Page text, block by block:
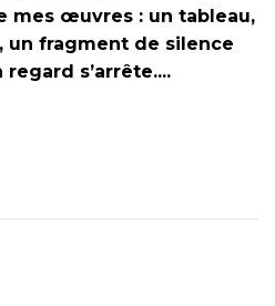
mes œuvres : un tableau,
un fragment de silence
regard s’arrête....